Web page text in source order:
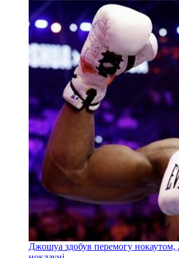
Джошуа здобув перемогу нокаутом,